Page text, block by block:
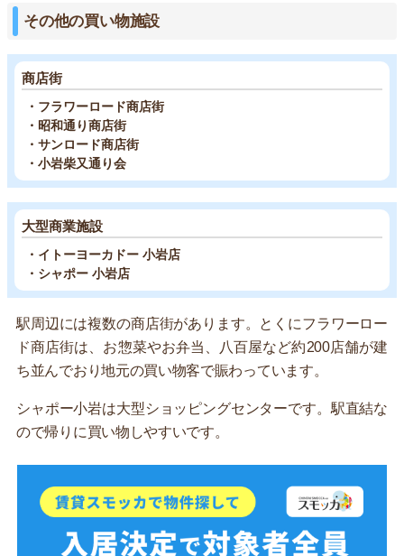
その他の買い物施設
商店街
・フラワーロード商店街
・昭和通り商店街
・サンロード商店街
・小岩柴又通り会
大型商業施設
・イトーヨーカドー 小岩店
・シャポー 小岩店
駅周辺には複数の商店街があります。とくにフラワーロー
ド商店街は、お惣菜やお弁当、八百屋など約200店舗が建
ち並んでおり地元の買い物客で賑わっています。
シャポー小岩は大型ショッピングセンターです。駅直結な
ので帰りに買い物しやすいです。